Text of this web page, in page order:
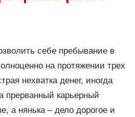
себе пребывание в
на протяжении трех
нехватка денег, иногда
прерванный карьерный
а нянька – дело дорогое и